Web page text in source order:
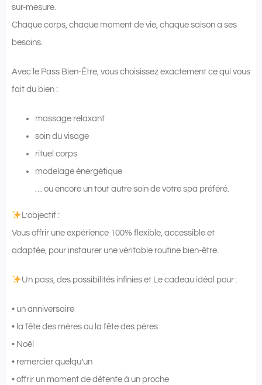
sur-mesure.
Chaque corps, chaque moment de vie, chaque saison a ses
besoins.
Avec le Pass Bien-Être, vous choisissez exactement ce qui vous
fait du bien :
massage relaxant
soin du visage
rituel corps
modelage énergétique
… ou encore un tout autre soin de votre spa préféré.
L’objectif :
Vous offrir une expérience 100% flexible, accessible et
adaptée, pour instaurer une véritable routine bien-être.
Un pass, des possibilités infinies et Le cadeau idéal pour :
• un anniversaire
• la fête des mères ou la fête des pères
• Noël
• remercier quelqu’un
• offrir un moment de détente à un proche